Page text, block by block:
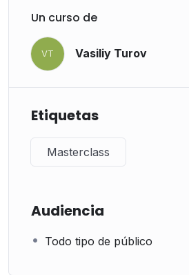
Un curso de
VT Vasiliy Turov
Etiquetas
Masterclass
Audiencia
Todo tipo de público